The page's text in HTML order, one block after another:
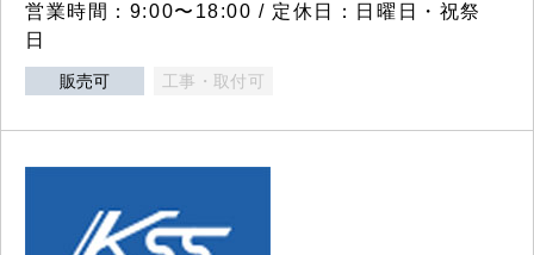
営業時間：9:00〜18:00 / 定休日：日曜日・祝祭
日
販売可 工事・取付可